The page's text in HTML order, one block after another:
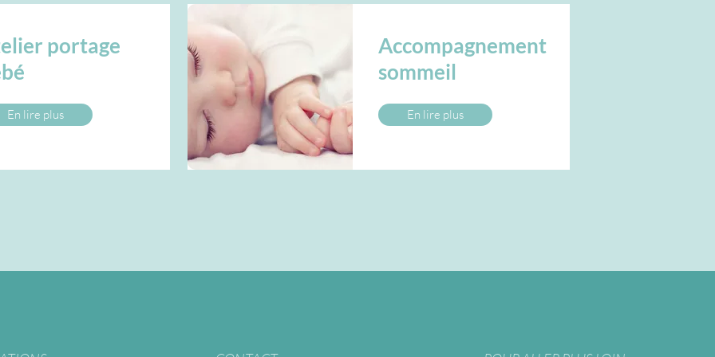
portage
En lire plus
Accompagnement
sommeil
En lire plus